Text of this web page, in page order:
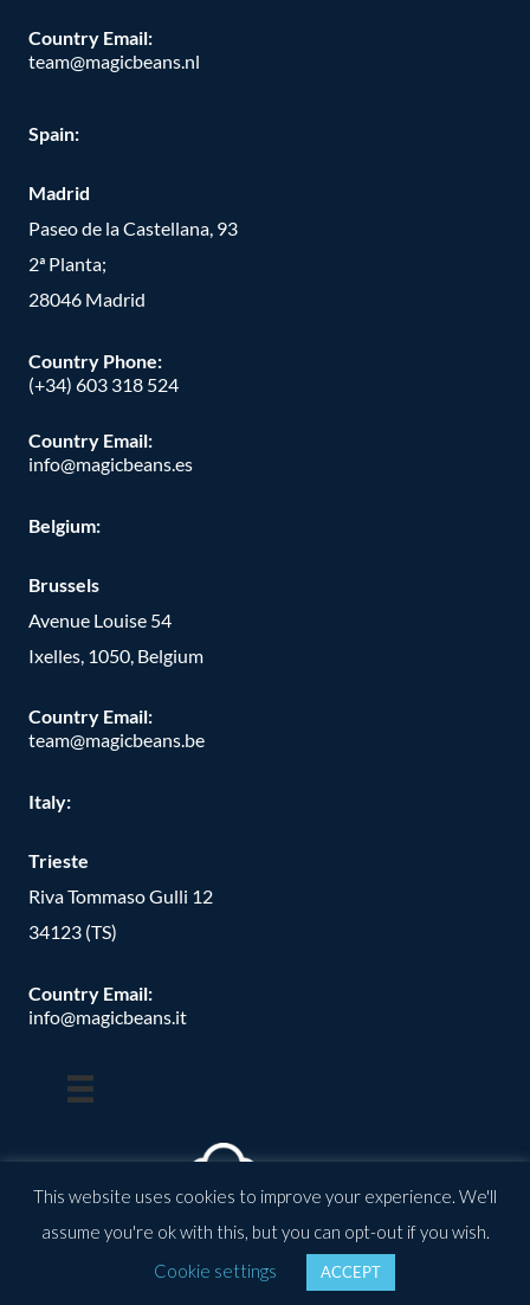
Country Email:
team@magicbeans.nl
Spain:
Madrid
Paseo de la Castellana, 93
2ª Planta;
28046 Madrid
Country Phone:
(+34) 603 318 524
Country Email:
info@magicbeans.es
Belgium:
Brussels
Avenue Louise 54
Ixelles, 1050, Belgium
Country Email:
team@magicbeans.be
Italy:
Trieste
Riva Tommaso Gulli 12
34123 (TS)
Country Email:
info@magicbeans.it
| magic beans | All Rights Reserved | Powered
This website uses cookies to improve your experience. We'll
assume you're ok with this, but you can opt-out if you wish.
Cookie settings
ACCEPT